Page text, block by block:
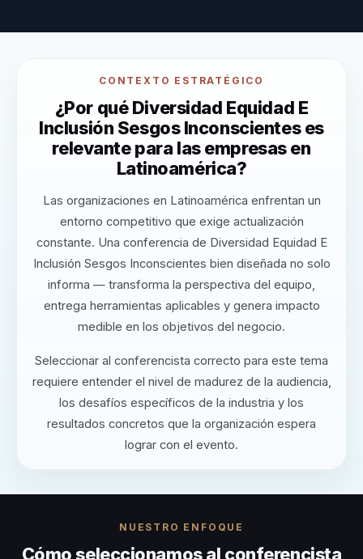
CONTEXTO ESTRATÉGICO
¿Por qué Diversidad Equidad E
Inclusión Sesgos Inconscientes es
relevante para las empresas en
Latinoamérica?
Las organizaciones en Latinoamérica enfrentan un
entorno competitivo que exige actualización
constante. Una conferencia de Diversidad Equidad E
Inclusión Sesgos Inconscientes bien diseñada no solo
informa — transforma la perspectiva del equipo,
entrega herramientas aplicables y genera impacto
medible en los objetivos del negocio.
Seleccionar al conferencista correcto para este tema
requiere entender el nivel de madurez de la audiencia,
los desafíos específicos de la industria y los
resultados concretos que la organización espera
lograr con el evento.
NUESTRO ENFOQUE
Cómo seleccionamos al conferencista